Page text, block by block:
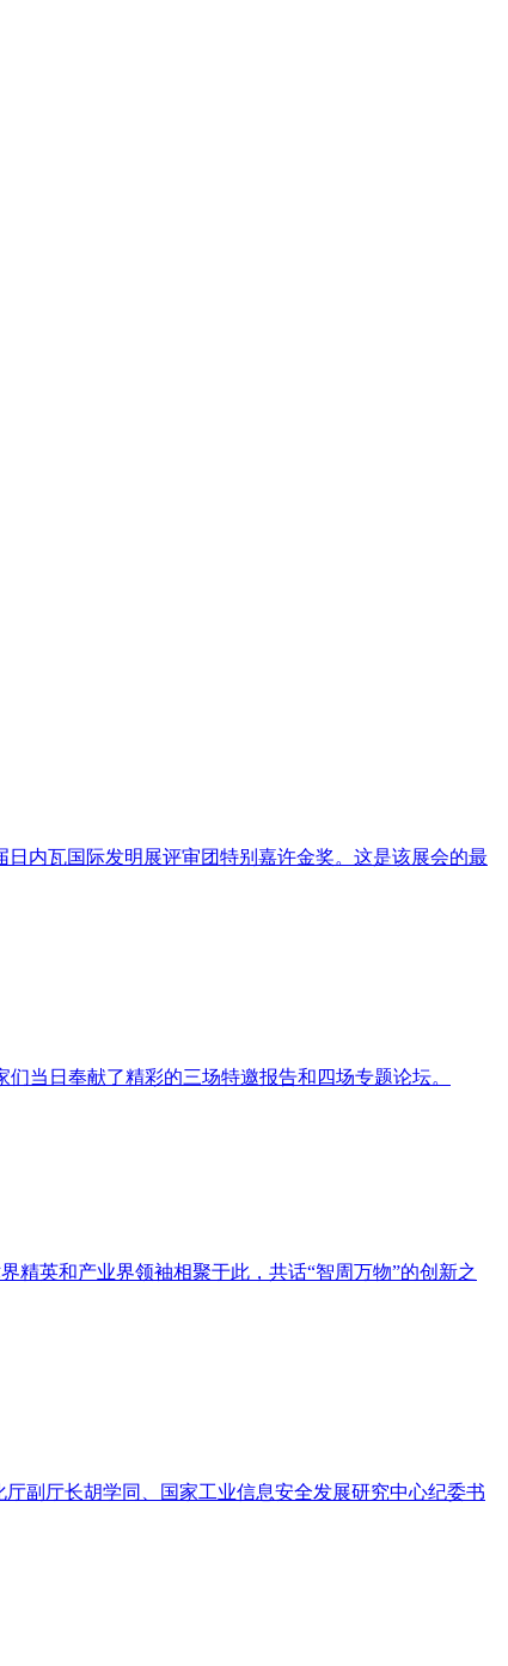
内瓦国际发明展评审团特别嘉许金奖。这是该展会的最
当日奉献了精彩的三场特邀报告和四场专题论坛。
精英和产业界领袖相聚于此，共话“智周万物”的创新之
副厅长胡学同、国家工业信息安全发展研究中心纪委书